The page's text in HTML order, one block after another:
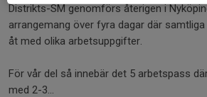
Distrikts-SM genomförs återigen i
arrangemang över fyra dagar där
åt med olika arbetsuppgifter.
För vår del så innebär det 5 arbetspass
med 2-3...